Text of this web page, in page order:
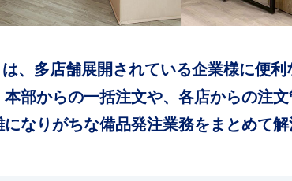
、多店舗展開されている企業様に便
本部からの一括注文や、各店からの注文
になりがちな備品発注業務をまとめて解